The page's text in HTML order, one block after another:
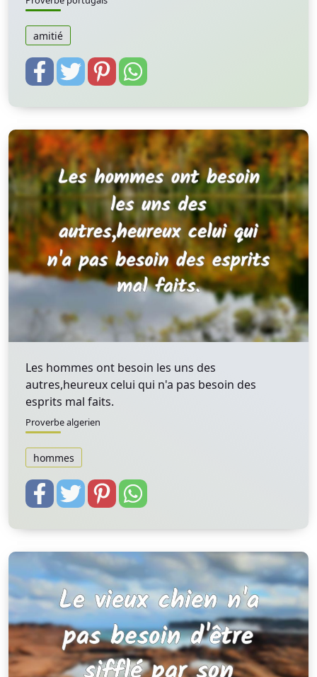
amitié
Les hommes ont besoin les uns des
autres,heureux celui qui n'a pas besoin des
esprits mal faits.
Proverbe algerien
hommes